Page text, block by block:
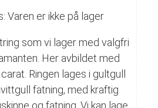
Varen er ikke på lager
som vi lager med valgfri
Her avbildet med
Ringen lages i gultgull
fatning, med kraftig
og fatning. Vi kan lage